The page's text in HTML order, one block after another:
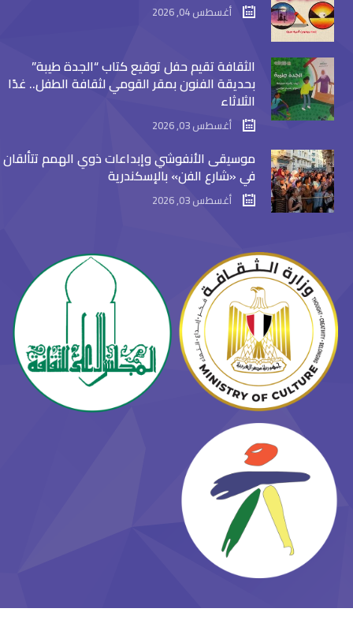
أغسطس 04, 2026
الثقافة تقيم حفل توقيع كتاب “الجدة طيبة”
بحديقة الفنون بمقر القومي لثقافة الطفل.. غدًا
الثلاثاء
أغسطس 03, 2026
موسيقى الأنفوشي وإبداعات ذوي الهمم تتألقان
في «شارع الفن» بالإسكندرية
أغسطس 03, 2026